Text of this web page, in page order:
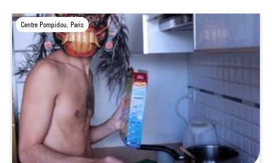
Centre Pompidou, Paris